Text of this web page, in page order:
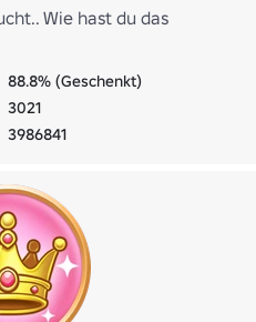
Wie hast du das
88.8% (Geschenkt)
3021
3986841